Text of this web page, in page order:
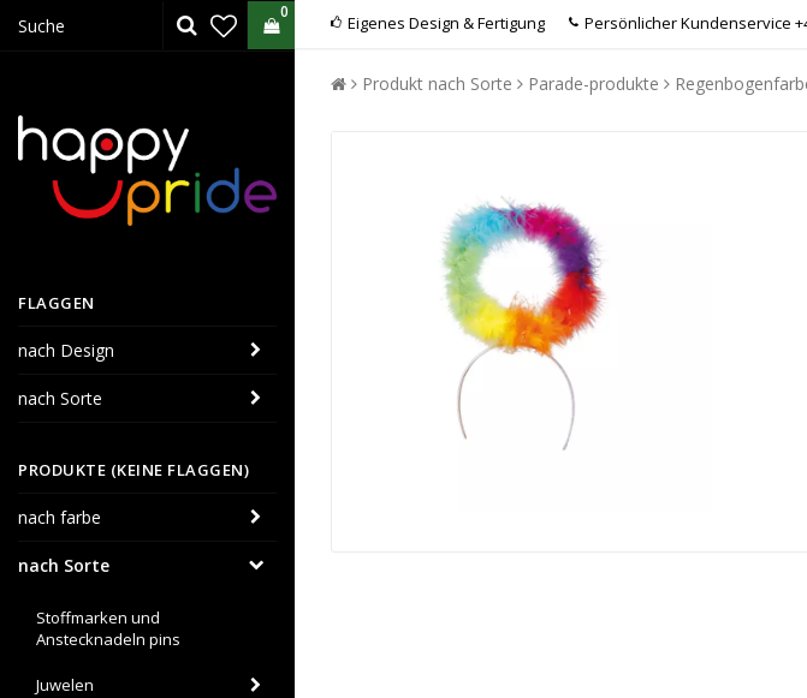
Eigenes Design & Fertigung Persönlicher Kundenservice
0
FLAGGEN
nach Design
nach Sorte
PRODUKTE (KEINE FLAGGEN)
nach farbe
nach Sorte
Stoffmarken und
Anstecknadeln pins
Juwelen
Produkt nach Sorte Parade-produkte